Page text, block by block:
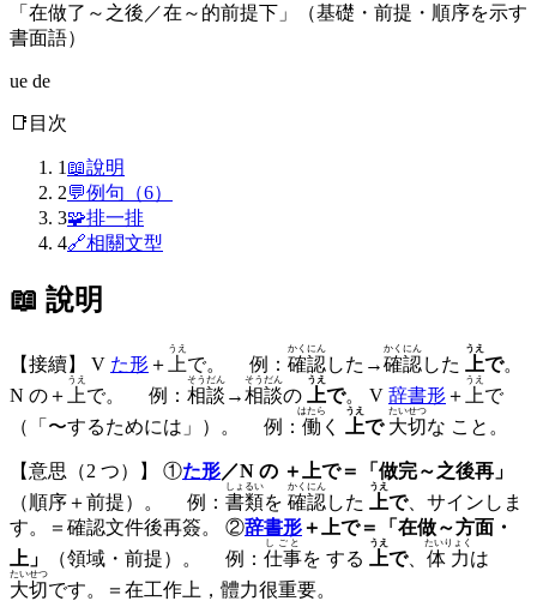
「在做了～之後／在～的前提下」（基礎・前提・順序を示す
書面語）
ue de
📑 目次
1 📖說明
2💬例句（6）
3🧩排一排
4🔗相關文型
📖 說明
【接續】 V た形＋ 上
うえ
で。 例： 確認
かくにん
した→確認
かくにん
した 上
うえ
で。
N の＋
上
うえ
で。 例： 相談
そうだん
→相談
そうだん
の 上
うえ
で。 V 辞書形＋ 上
うえ
で
（「〜するためには」）。 例： 働
はたら
く 上
うえ
で 大切
たいせつ
な こと。
【意思（2 つ）】 ①た形／N の ＋上で＝「做完～之後再」
（順序＋前提）。 例： 書類
しょるい
を 確認
かくにん
した 上
うえ
で、サインしま
す。＝確認文件後再簽。 ②辞書形＋上で＝「在做～方面・
上」
（領域・前提）。 例： 仕事
しごと
を する 上
うえ
で、 体力
たいりょく
は
大切
たいせつ
です。＝在工作上，體力很重要。